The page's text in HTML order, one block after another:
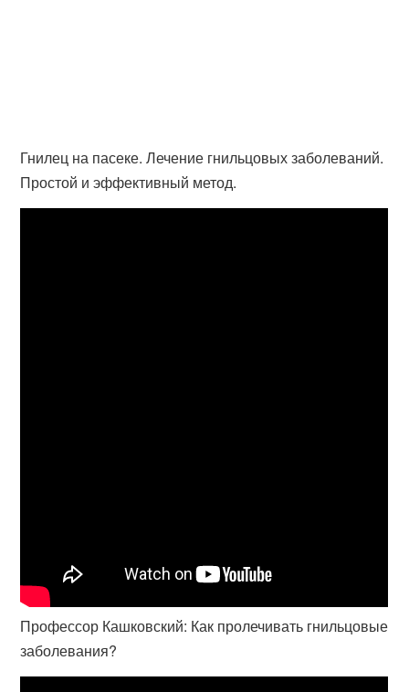
Гнилец на пасеке. Лечение гнильцовых заболеваний.
Простой и эффективный метод.
Профессор Кашковский: Как пролечивать гнильцовые
заболевания?